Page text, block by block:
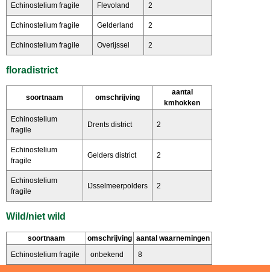
Echinostelium fragile
Flevoland 2
Echinostelium fragile Gelderland 2
Echinostelium fragile Overijssel 2
floradistrict
soortnaam omschrijving
aantal
kmhokken
Echinostelium
fragile
Drents district 2
Echinostelium
fragile
Gelders district 2
Echinostelium
fragile
IJsselmeerpolders 2
Wild/niet wild
soortnaam omschrijving aantal waarnemingen
Echinostelium fragile
onbekend 8